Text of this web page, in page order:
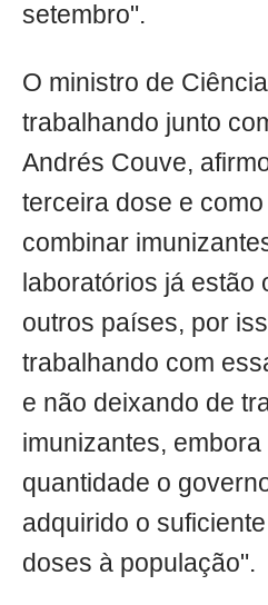
setembro".
O ministro de
trabalhando junto
Andrés Couve,
terceira dose e
combinar
laboratórios já estão
outros países, por
trabalhando com
e não deixando de
imunizantes,
quantidade o
adquirido o
doses à população".